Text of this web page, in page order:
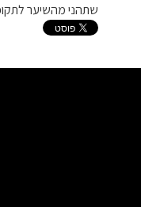
שתהני מהשיער